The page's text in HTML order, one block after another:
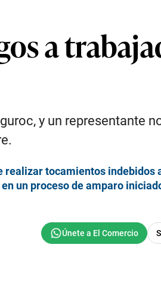
a
y un representante
tocamientos indebidos
un proceso de amparo